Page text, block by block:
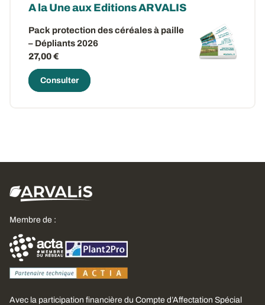
A la Une aux Editions ARVALIS
Pack protection des céréales à paille
– Dépliants 2026
27,00 €
Consulter
Membre de :
Avec la participation financière du Compte d’Affectation Spécial